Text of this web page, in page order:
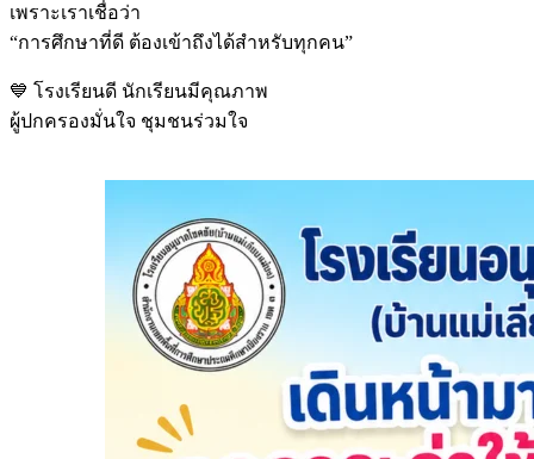
เพราะเราเชื่อว่า
“การศึกษาที่ดี ต้องเข้าถึงได้สำหรับทุกคน”
💙 โรงเรียนดี นักเรียนมีคุณภาพ
ผู้ปกครองมั่นใจ ชุมชนร่วมใจ